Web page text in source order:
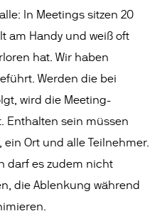
In Meetings sitzen 20
am Handy und weiß oft
hat. Wir haben
Werden die bei
wird die Meeting-
Enthalten sein müssen
ein Ort und alle Teilnehmer.
darf es zudem nicht
die Ablenkung während